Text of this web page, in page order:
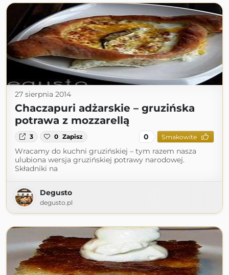
27 sierpnia 2014
Chaczapuri adżarskie – gruzińska
potrawa z mozzarellą
3 0 Zapisz 0 Smakowite
Wracamy do kuchni gruzińskiej – tym razem nasza
ulubiona wersja gruzińskiej potrawy narodowej.
Składniki na
Degusto
degusto.pl